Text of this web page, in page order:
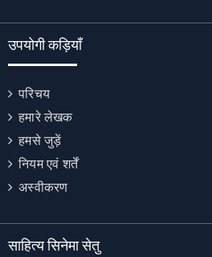
उपयोगी कड़ियाँ
परिचय
हमारे लेखक
हमसे जुड़ें
नियम एवं शर्तें
अस्वीकरण
साहित्य सिनेमा सेतु